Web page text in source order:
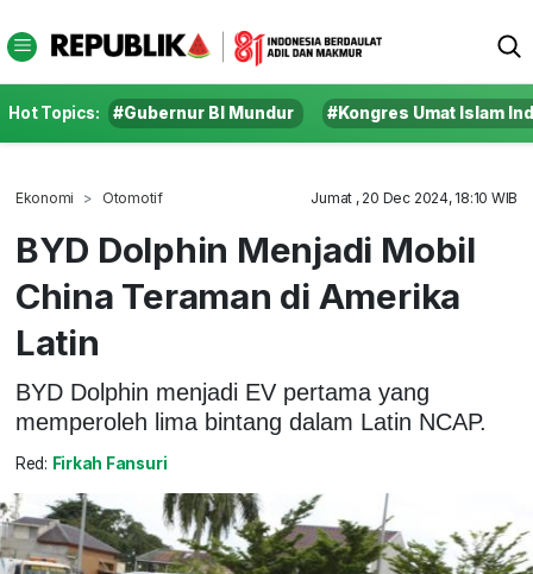
Hot Topics: #Gubernur BI Mundur #Kongres Umat Islam
Ekonomi Otomotif Jumat , 20 Dec 2024, 18:10 WIB
BYD Dolphin Menjadi Mobil
China Teraman di Amerika
Latin
BYD Dolphin menjadi EV pertama yang
memperoleh lima bintang dalam Latin NCAP.
Red: Firkah Fansuri